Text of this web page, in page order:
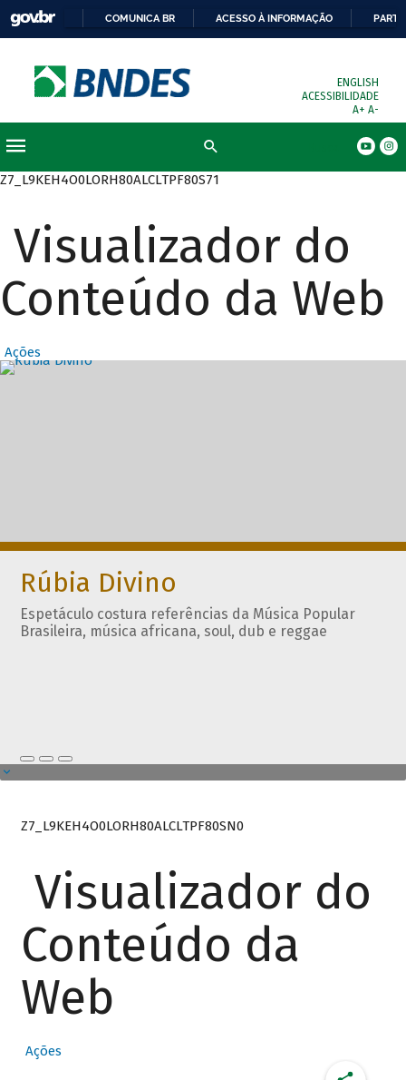
COMUNICA BR ACESSO À INFORMAÇÃO
ENGLISH
ACESSIBILIDADE
A+ A-
Z7_L9KEH4O0LORH80ALCLTPF80S71
Visualizador do
Conteúdo da Web
Ações
Destaques
Rúbia Divino
Espetáculo costura referências da Música Popular
Brasileira, música africana, soul, dub e reggae
Z7_L9KEH4O0LORH80ALCLTPF80SN0
Visualizador do
Conteúdo da
Web
Ações